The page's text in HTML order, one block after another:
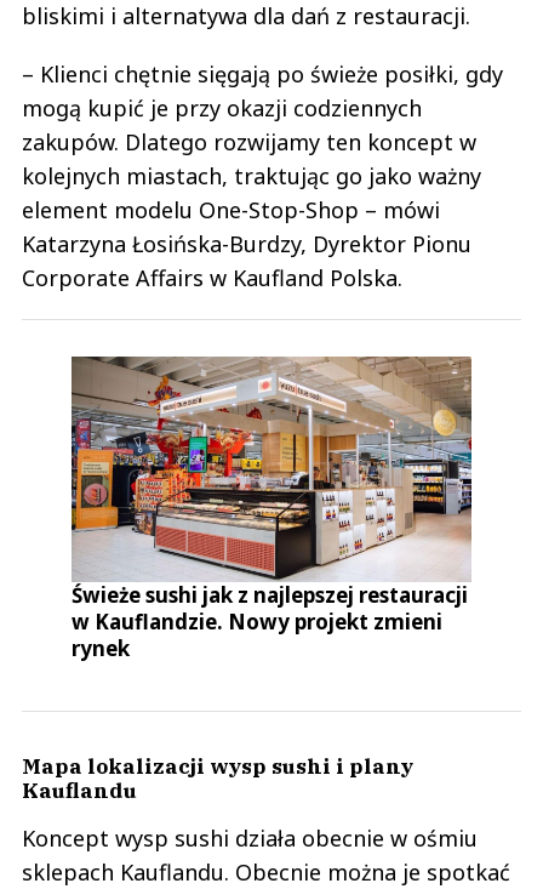
bliskimi i alternatywa dla dań z restauracji.
– Klienci chętnie sięgają po świeże posiłki, gdy
mogą kupić je przy okazji codziennych
zakupów. Dlatego rozwijamy ten koncept w
kolejnych miastach, traktując go jako ważny
element modelu One-Stop-Shop – mówi
Katarzyna Łosińska-Burdzy, Dyrektor Pionu
Corporate Affairs w Kaufland Polska.
Świeże sushi jak z najlepszej restauracji
w Kauflandzie. Nowy projekt zmieni
rynek
Mapa lokalizacji wysp sushi i plany
Kauflandu
Koncept wysp sushi działa obecnie w ośmiu
sklepach Kauflandu. Obecnie można je spotkać